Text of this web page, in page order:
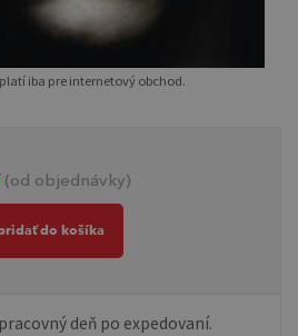
iba pre internetový obchod.
(od objednávky)
do košíka
deň po expedovaní.